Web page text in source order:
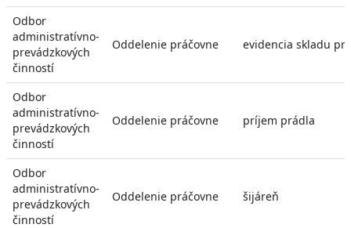
Odbor
administratívno-
prevádzkových
činností
Oddelenie práčovne evidencia skladu
Odbor
administratívno-
prevádzkových
činností
Oddelenie práčovne príjem prádla
Odbor
administratívno-
prevádzkových
činností
Oddelenie práčovne šijáreň